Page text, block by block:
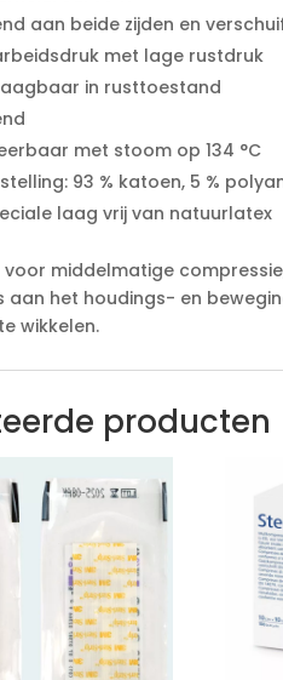
aan beide zijden en
met lage rustdruk
in rusttoestand
met stoom op 134 °C
93 % katoen, 5 %
laag vrij van natuurlatex
voor middelmatige
aan het houdings- en
wikkelen.
producten